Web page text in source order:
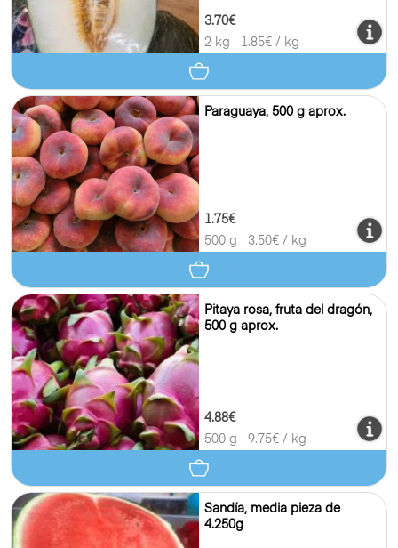
3.70€
2 kg
1.85€ / kg
Paraguaya, 500 g aprox.
1.75€
500 g
3.50€ / kg
Pitaya rosa, fruta del dragón,
500 g aprox.
4.88€
500 g
9.75€ / kg
Sandía, media pieza de
4.250g